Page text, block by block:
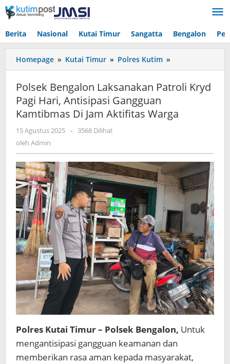
Lewati
ke
Berita Nasional Kutai Timur Sangatta Bengalon
Homepage » Kutai Timur » Polres Kutim »
Bengalon
Patroli
Pagi
Hari,
Kamtibmas
Di
Jam
Aktifitas
Warga
Polsek Bengalon Laksanakan Patroli Kryd
Pagi Hari, Antisipasi Gangguan
Kamtibmas Di Jam Aktifitas Warga
15 Agustus 2025 oleh
- 3568 Dilihat
oleh Admin
Polres Kutai Timur – Polsek Bengalon, Untuk
mengantisipasi gangguan keamanan dan
memberikan rasa aman kepada masyarakat,